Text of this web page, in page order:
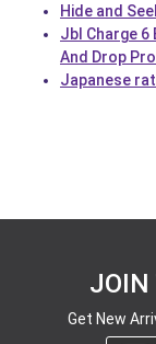
Hide and
Jbl Charge
And Drop
Japanese
JOIN
Get New